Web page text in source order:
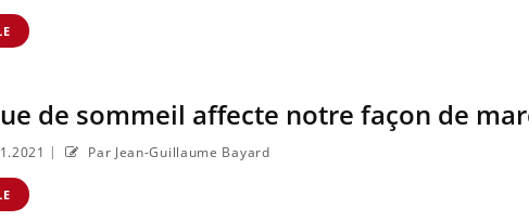
de sommeil affecte notre façon de
| Par Jean-Guillaume Bayard